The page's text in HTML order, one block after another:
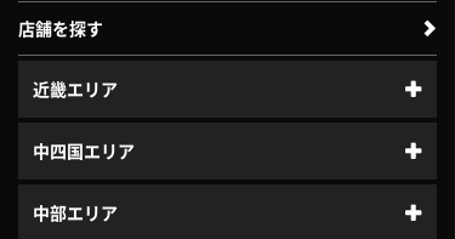
店舗を探す
近畿エリア
中四国エリア
中部エリア